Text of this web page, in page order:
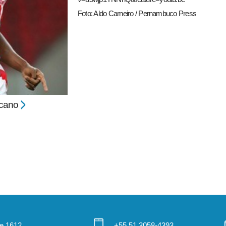
Foto: Aldo Carneiro / Pernambuco Press